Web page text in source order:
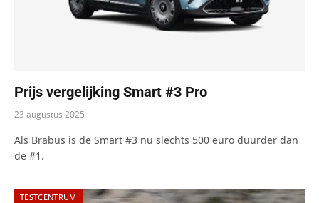
Prijs vergelijking Smart #3 Pro
23 augustus 2025
Als Brabus is de Smart #3 nu slechts 500 euro duurder dan
de #1.
TESTCENTRUM